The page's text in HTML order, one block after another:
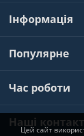
Інформація
Популярне
Час роботи
Наші
Цей сайт